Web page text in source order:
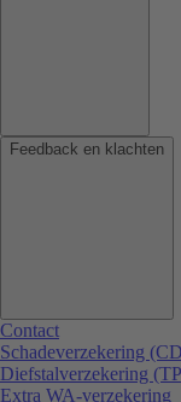
Feedback en klachten
Contact
Schadeverzekering
Diefstalverzekering
Extra WA-verzekering